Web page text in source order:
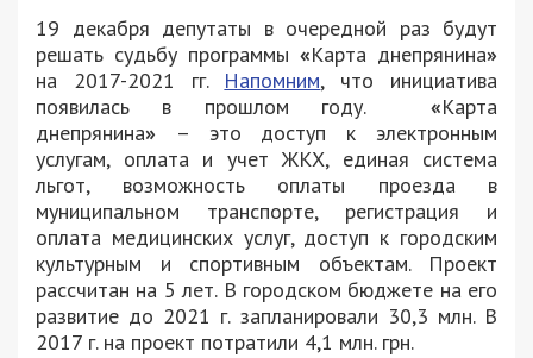
19 декабря депутаты в очередной раз будут
решать судьбу программы «Карта днепрянина»
на 2017-2021 гг. Напомним, что инициатива
появилась в прошлом году. «Карта
днепрянина» – это доступ к электронным
услугам, оплата и учет ЖКХ, единая система
льгот, возможность оплаты проезда в
муниципальном транспорте, регистрация и
оплата медицинских услуг, доступ к городским
культурным и спортивным объектам. Проект
рассчитан на 5 лет. В городском бюджете на его
развитие до 2021 г. запланировали 30,3 млн. В
2017 г. на проект потратили 4,1 млн. грн.